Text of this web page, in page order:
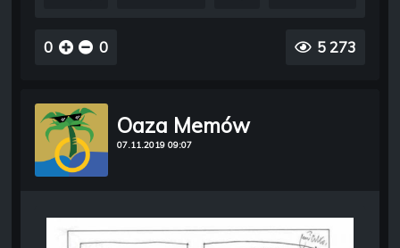
0 0 5 273
Oaza Memów
07.11.2019 09:07